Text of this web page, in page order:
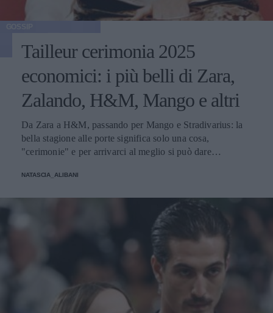
Tailleur cerimonia 2025
economici: i più belli di Zara,
Zalando, H&M, Mango e altri
Da Zara a H&M, passando per Mango e Stradivarius: la
bella stagione alle porte significa solo una cosa,
"cerimonie" e per arrivarci al meglio si può dare
NATASCIA_ALIBANI